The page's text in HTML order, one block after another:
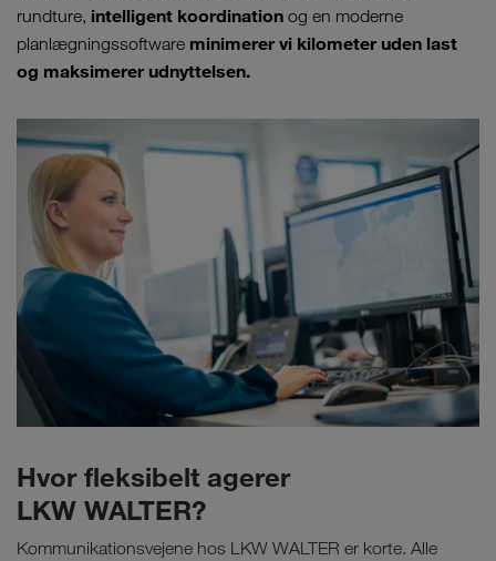
rundture, intelligent koordination og en moderne
planlægningssoftware minimerer vi kilometer uden last
og maksimerer udnyttelsen.
Hvor fleksibelt agerer
LKW WALTER?
Kommunikationsvejene hos LKW WALTER er korte. Alle